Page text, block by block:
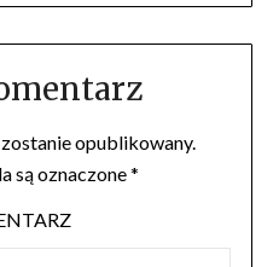
opublikowany.
są oznaczone*